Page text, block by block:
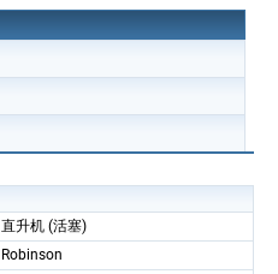
直升机 (活塞)
Robinson